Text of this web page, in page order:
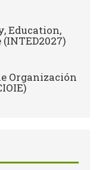
Education,
Organización